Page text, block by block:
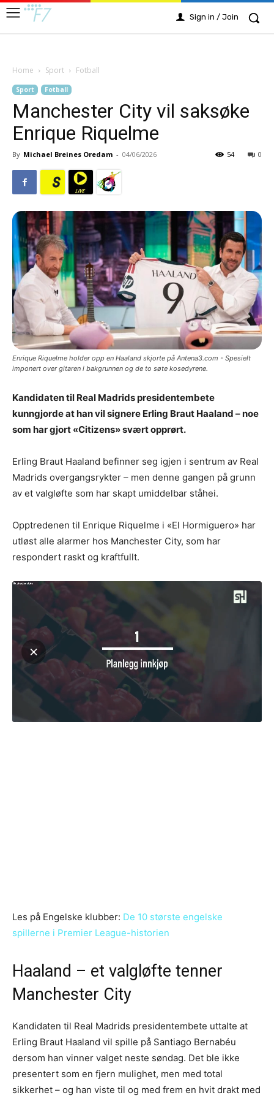
Sign in / Join
Home Sport Fotball
Sport Fotball
Manchester City vil saksøke
Enrique Riquelme
By Michael Breines Oredam - 04/06/2026 0
54
Enrique Riquelme holder opp en Haaland skjorte på Antena3.com - Spesielt
imponert over gitaren i bakgrunnen og de to søte kosedyrene.
Kandidaten til Real Madrids presidentembete
kunngjorde at han vil signere Erling Braut Haaland – noe
som har gjort «Citizens» svært opprørt.
Erling Braut Haaland befinner seg igjen i sentrum av Real
Madrids overgangsrykter – men denne gangen på grunn
av et valgløfte som har skapt umiddelbar ståhei.
Opptredenen til Enrique Riquelme i «El Hormiguero» har
utløst alle alarmer hos Manchester City, som har
respondert raskt og kraftfullt.
Les på Engelske klubber: De 10 største engelske
spillerne i Premier League-historien
Haaland – et valgløfte tenner
Manchester City
Kandidaten til Real Madrids presidentembete uttalte at
Erling Braut Haaland vil spille på Santiago Bernabéu
dersom han vinner valget neste søndag. Det ble ikke
presentert som en fjern mulighet, men med total
sikkerhet – og han viste til og med frem en hvit drakt med